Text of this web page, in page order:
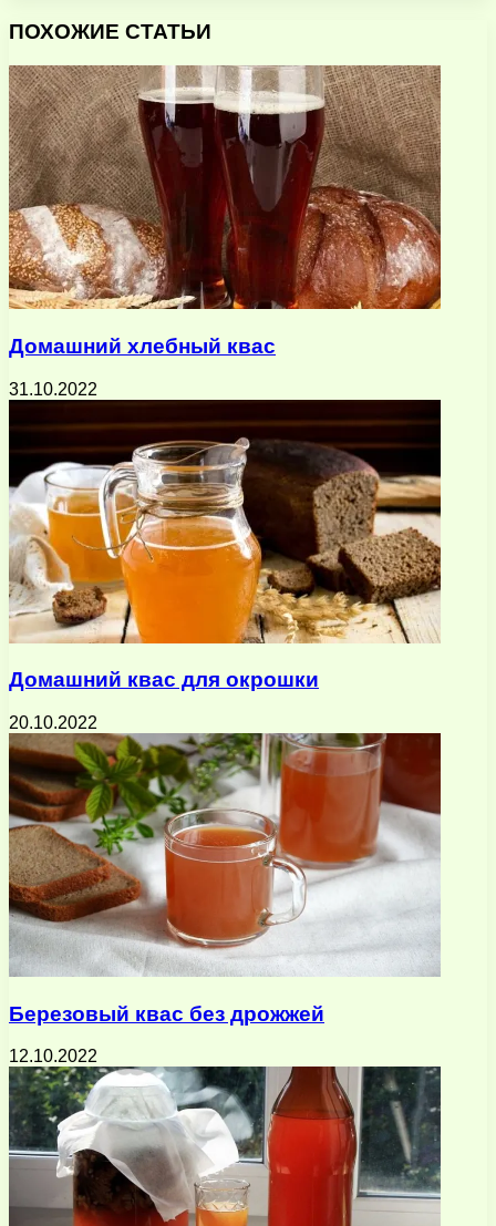
через
почту
ПОХОЖИЕ СТАТЬИ
Домашний хлебный квас
31.10.2022
Домашний квас для окрошки
20.10.2022
Березовый квас без дрожжей
12.10.2022